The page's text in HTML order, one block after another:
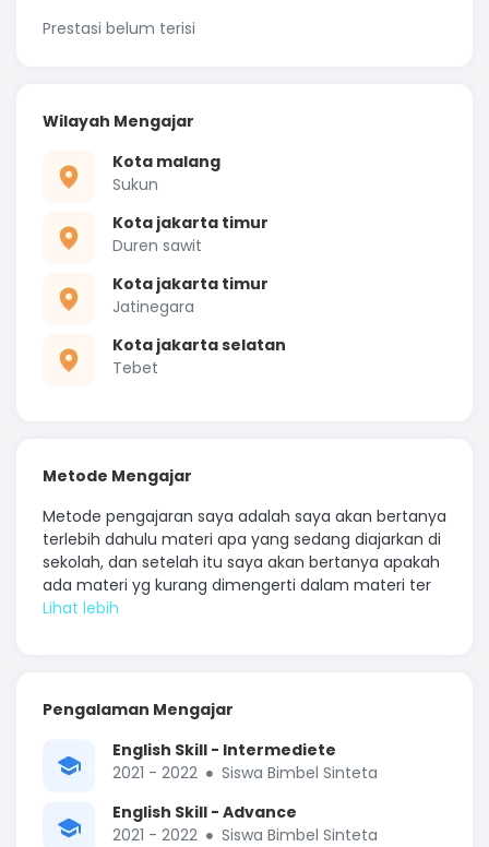
Prestasi belum terisi
Wilayah Mengajar
Kota malang
Sukun
Kota jakarta timur
Duren sawit
Kota jakarta timur
Jatinegara
Kota jakarta selatan
Tebet
Metode Mengajar
Metode pengajaran saya adalah saya akan bertanya
terlebih dahulu materi apa yang sedang diajarkan di
sekolah, dan setelah itu saya akan bertanya apakah
ada materi yg kurang dimengerti dalam materi ter
Pengalaman Mengajar
English Skill - Intermediete
2021 - 2022
Siswa Bimbel Sinteta
English Skill - Advance
2021 - 2022
Siswa Bimbel Sinteta